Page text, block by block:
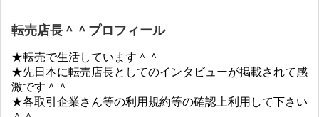
転売店長＾＾プロフィール
★転売で生活しています＾＾
★先日本に転売店長としてのインタビューが掲載されて感
激です＾＾
★各取引企業さん等の利用規約等の確認上利用して下さい